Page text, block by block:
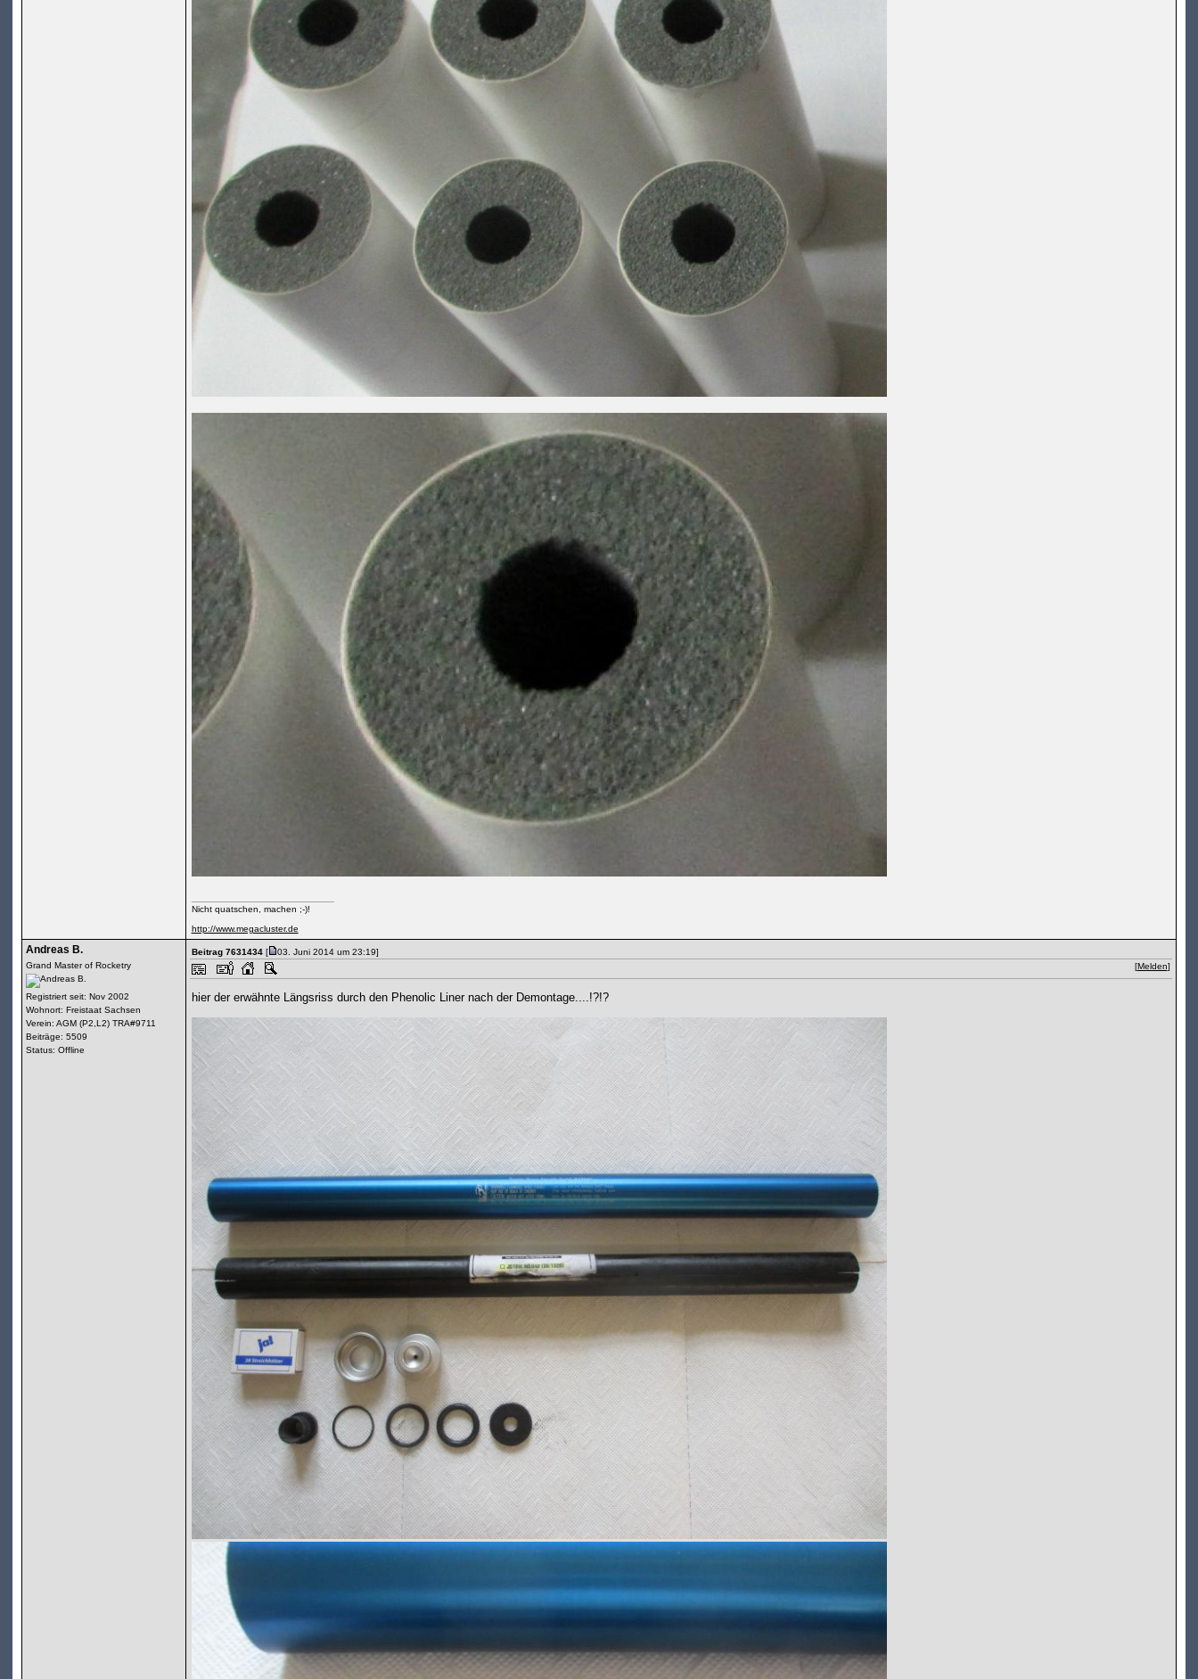
Nicht quatschen, machen ;-)!
http://www.megacluster.de
Andreas B.
Grand Master of Rocketry
Registriert seit: Nov 2002
Wohnort: Freistaat Sachsen
Verein: AGM (P2,L2) TRA#9711
Beiträge: 5509
Status: Offline
Beitrag 7631434[
03. Juni 2014 um 23:19]
[Melden]
hier der erwähnte Längsriss durch den Phenolic Liner nach der Demontage....!?!?